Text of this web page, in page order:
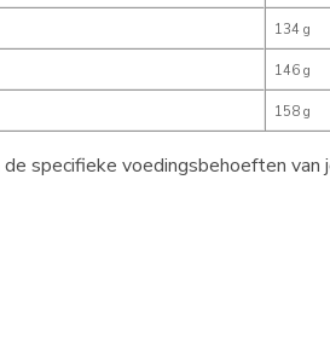
134 g
146 g
158 g
specifieke voedingsbehoeften van